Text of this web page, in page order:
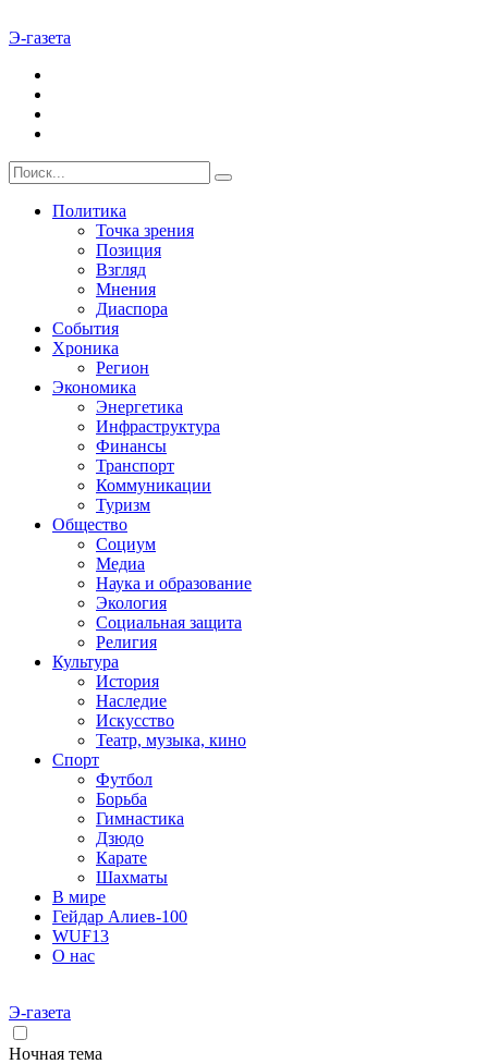
Э-газета
Политика
Точка зрения
Позиция
Взгляд
Мнения
Диаспора
События
Хроника
Регион
Экономика
Энергетика
Инфраструктура
Финансы
Транспорт
Коммуникации
Туризм
Общество
Социум
Медиа
Наука и образование
Экология
Социальная защита
Религия
Культура
История
Наследие
Искусство
Театр, музыка, кино
Спорт
Футбол
Борьба
Гимнастика
Дзюдо
Карате
Шахматы
В мире
Гейдар Алиев-100
WUF13
О нас
Э-газета
Ночная тема